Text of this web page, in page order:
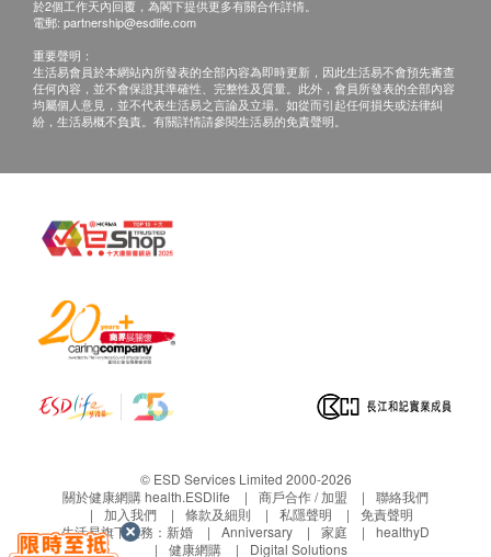
嗜鹼性白血球
淋巴性白血球
血抹片
血液紅血球
血液白血球
中性白血球
紅血球平均容量
單核白血球
紅血球平均血紅素
紅血球壓積量
小便顏色
小便清濁度
愛滋病抗體一及二 (雙人)
檢查血液內愛滋病抗體，有助檢驗是否感染愛滋病病毒
HK$680.0
肝炎伸延檢查 (雙人)
平片項目
*此項目不適用於觀塘分店
HK$1,500.0
講解，需另外收取解析報告費，價錢請向美邦查
c. 客戶若體檢後3個月內不提取報告，所有報告
一律作銷毀處理及不會存底，客戶如需額外索取
報告複印本 (體檢後3個月內)，將收取$150行政
e. 所有身體檢查並非作為醫務診斷或治療用
途，如需撰寫醫生轉介信，將作額外收費，價錢
報告：
進行健康檢查後，一般情況下，需大概14個工作天
跟進檢查報告， 工作天不包括星期六、日及公眾
假期。 輪侯報告講解時間會因應不同情況 (如個別
如客人選擇收電子報告*，報告時間可加快至14個
工作天內出報告(包括超聲波及心電圖)，但個別報
於2個工作天內回覆，為閣下提供更多有關合作詳情。
電郵: partnership@esdlife.com
重要聲明：
生活易會員於本網站內所發表的全部內容為即時更新，因此生活易不會預先審查
任何內容，並不會保證其準確性、完整性及質量。此外，會員所發表的全部內容
均屬個人意見，並不代表生活易之言論及立場。如從而引起任何損失或法律糾
紛，生活易概不負責。有關詳情請參閱生活易的免責聲明。
© ESD Services Limited 2000-2026
關於健康網購 health.ESDlife
商戶合作 / 加盟
聯絡我們
加入我們
條款及細則 私隱聲明
免責聲明
生活易旗下業務： 新婚 Anniversary 家庭
healthyD
健康網購
Digital Solutions